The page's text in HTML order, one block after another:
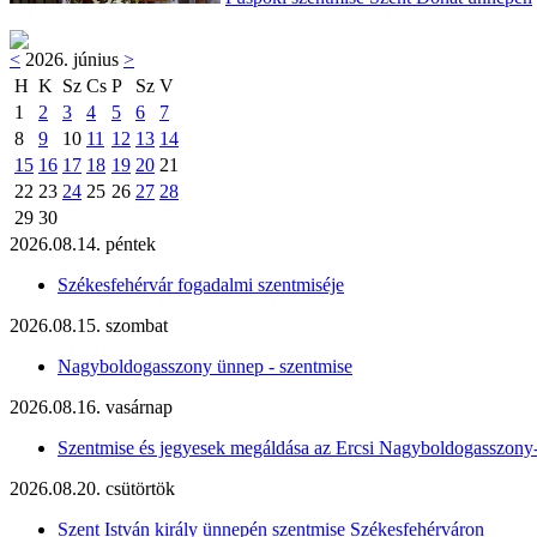
< 2026. június >
H K Sz Cs P Sz V
1
2 3 4 5 6
7
8
9 10 11 12 13 14
15 16 17 18 19 20 21
22 23 24 25 26 27 28
29 30
2026.08.14. péntek
Székesfehérvár fogadalmi szentmiséje
2026.08.15. szombat
Nagyboldogasszony ünnep - szentmise
2026.08.16. vasárnap
Szentmise és jegyesek megáldása az Ercsi
2026.08.20. csütörtök
Szent István király ünnepén szentmise Székesfehérváron